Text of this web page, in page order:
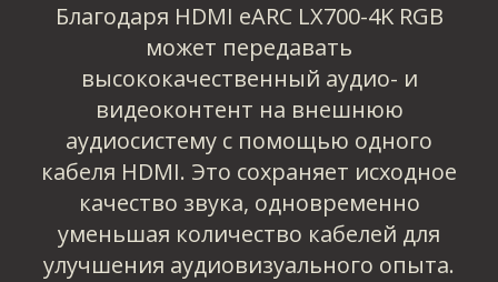
Благодаря HDMI eARC LX700-4K RGB
может передавать
высококачественный аудио- и
видеоконтент на внешнюю
аудиосистему с помощью одного
кабеля HDMI. Это сохраняет исходное
качество звука, одновременно
уменьшая количество кабелей для
улучшения аудиовизуального опыта.